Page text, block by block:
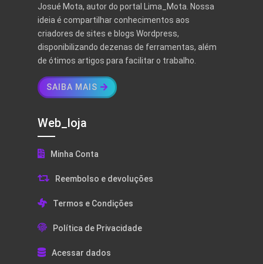
Josué Mota, autor do portal Lima_Mota. Nossa
ideia é compartilhar conhecimentos aos
criadores de sites e blogs Wordpress,
disponibilizando dezenas de ferramentas, além
de ótimos artigos para facilitar o trabalho.
SAIBA MAIS
Web_loja
Minha Conta
Reembolso e devoluções
Termos e Condições
Política de Privacidade
Acessar dados